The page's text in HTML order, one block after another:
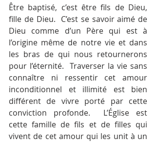
Être baptisé, c’est être fils de Dieu,
fille de Dieu.  C’est se savoir aimé de
Dieu comme d’un Père qui est à
l’origine même de notre vie et dans
les bras de qui nous retournerons
pour l’éternité.  Traverser la vie sans
connaître ni ressentir cet amour
inconditionnel et illimité est bien
différent de vivre porté par cette
conviction profonde.  L’Église est
cette famille de fils et de filles qui
vivent de cet amour qui les unit à un